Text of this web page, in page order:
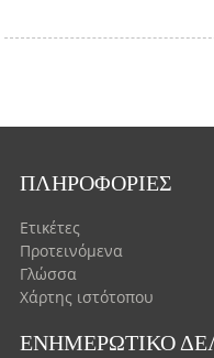
ΠΛΗΡΟΦΟΡΊΕΣ
Ετικέτες
Προτεινόμενα
Γλώσσα
Χάρτης ιστότοπου
ΕΝΗΜΕΡΩΤΙΚΌ